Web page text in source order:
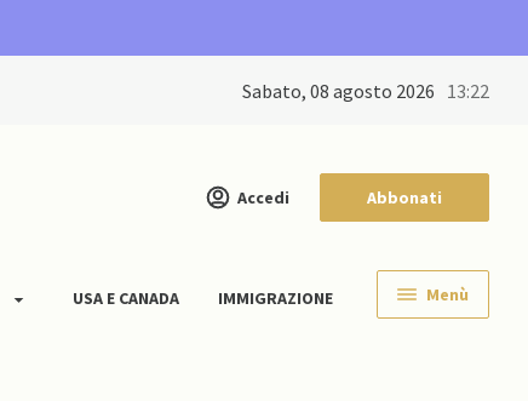
sabato, 08 agosto 2026 13:22
Accedi Abbonati
USA E CANADA IMMIGRAZIONE Menù